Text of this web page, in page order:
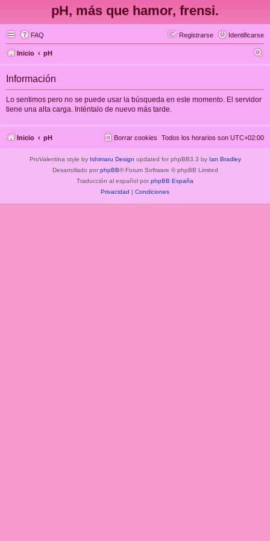
pH, más que hamor, frensi.
FAQ Identificarse
Registrarse
Inicio pH
Información
Lo sentimos pero no se puede usar la búsqueda en este momento. El servidor
tiene una alta carga. Inténtalo de nuevo más tarde.
Inicio pH Todos los horarios son UTC+02:00
Borrar cookies
ProValentina style by Ishimaru Design updated for phpBB3.3 by Ian Bradley
Desarrollado por phpBB® Forum Software © phpBB Limited
Traducción al español por phpBB España
Privacidad | Condiciones